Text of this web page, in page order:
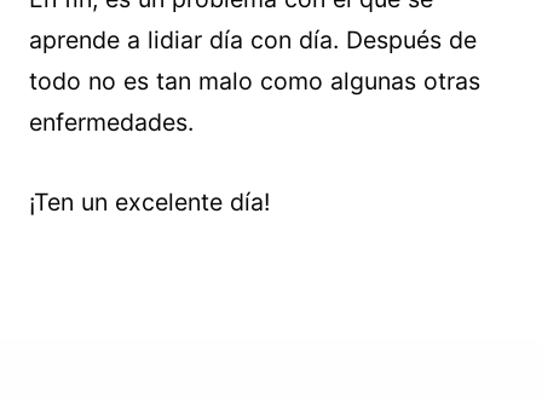
aprende a lidiar día con día. Después de
todo no es tan malo como algunas otras
enfermedades.
¡Ten un excelente día!